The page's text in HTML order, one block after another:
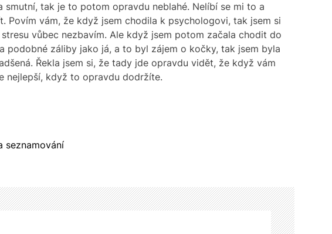
smutní, tak je to potom opravdu neblahé. Nelíbí se mi to a
Povím vám, že když jsem chodila k psychologovi, tak jsem si
vůbec nezbavím. Ale když jsem potom začala chodit do
podobné záliby jako já, a to byl zájem o kočky, tak jsem byla
Řekla jsem si, že tady jde opravdu vidět, že když vám
nejlepší, když to opravdu dodržíte.
seznamování